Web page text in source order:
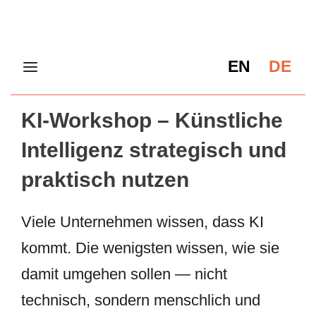
EN DE
KI-Workshop – Künstliche
Intelligenz strategisch und
praktisch nutzen
Viele Unternehmen wissen, dass KI
kommt. Die wenigsten wissen, wie sie
damit umgehen sollen — nicht
technisch, sondern menschlich und